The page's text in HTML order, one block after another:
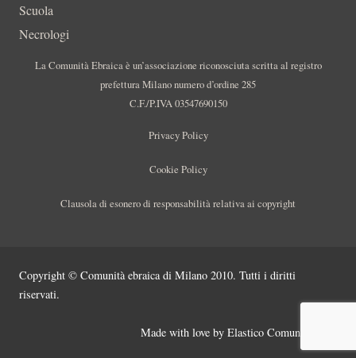
Scuola
Necrologi
La Comunità Ebraica è un’associazione riconosciuta scritta al registro
prefettura Milano numero d’ordine 285
C.F./P.IVA 03547690150
Privacy Policy
Cookie Policy
Clausola di esonero di responsabilità relativa ai copyright
Copyright © Comunità ebraica di Milano 2010. Tutti i diritti
riservati.
Made with love by Elastico Comunicazione